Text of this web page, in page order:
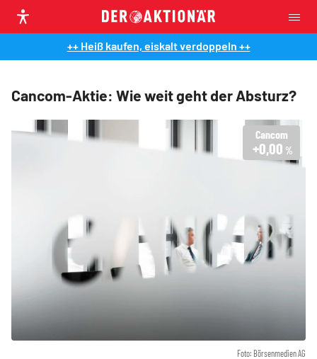
++ Heiß kaufen, eiskalt verdoppeln ++
Cancom-Aktie: Wie weit geht der Absturz?
Foto: Börsenmedien AG
Cancom
+0,00 %